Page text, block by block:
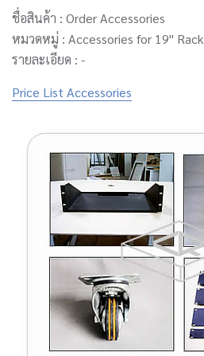
ชื่อสินค้า : Order Accessories
หมวดหมู่ : Accessories for 19" Rack
รายละเอียด : -
Price List Accessories